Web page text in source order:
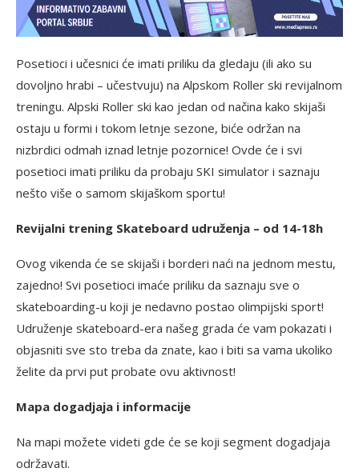
Posetioci i učesnici će imati priliku da gledaju (ili ako su
dovoljno hrabi – učestvuju) na Alpskom Roller ski revijalnom
treningu. Alpski Roller ski kao jedan od načina kako skijaši
ostaju u formi i tokom letnje sezone, biće održan na
nizbrdici odmah iznad letnje pozornice! Ovde će i svi
posetioci imati priliku da probaju SKI simulator i saznaju
nešto više o samom skijaškom sportu!
Revijalni trening Skateboard udruženja – od 14-18h
Ovog vikenda će se skijaši i borderi naći na jednom mestu,
zajedno! Svi posetioci imaće priliku da saznaju sve o
skateboarding-u koji je nedavno postao olimpijski sport!
Udruženje skateboard-era našeg grada će vam pokazati i
objasniti sve sto treba da znate, kao i biti sa vama ukoliko
želite da prvi put probate ovu aktivnost!
Mapa dogadjaja i informacije
Na mapi možete videti gde će se koji segment dogadjaja
održavati.